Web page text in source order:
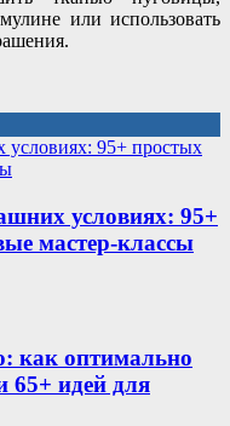
или использовать
условиях: 95+
мастер-классы
как оптимально
65+ идей для